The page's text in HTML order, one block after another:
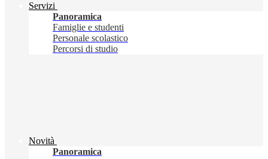
Servizi
Panoramica
Famiglie e studenti
Personale scolastico
Percorsi di studio
Novità
Panoramica